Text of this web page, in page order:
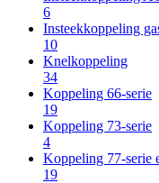
6
Insteekkoppeling
10
Knelkoppeling
34
Koppeling 66-serie
19
Koppeling 73-serie
4
Koppeling 77-serie
19